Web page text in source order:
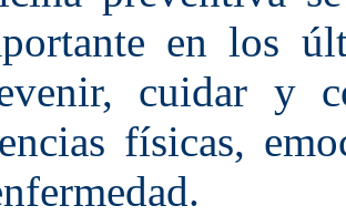
en los
cuidar y
físicas,